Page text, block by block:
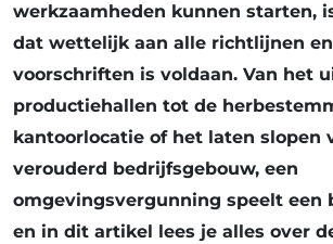
werkzaamheden kunnen starten,
dat wettelijk aan alle richtlijnen
voorschriften is voldaan. Van het
productiehallen tot de
kantoorlocatie of het laten slopen
verouderd bedrijfsgebouw, een
omgevingsvergunning speelt een
en in dit artikel lees je alles over